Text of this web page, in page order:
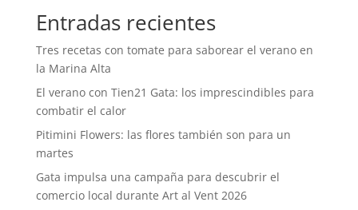
Entradas recientes
Tres recetas con tomate para saborear el verano en
la Marina Alta
El verano con Tien21 Gata: los imprescindibles para
combatir el calor
Pitimini Flowers: las flores también son para un
martes
Gata impulsa una campaña para descubrir el
comercio local durante Art al Vent 2026